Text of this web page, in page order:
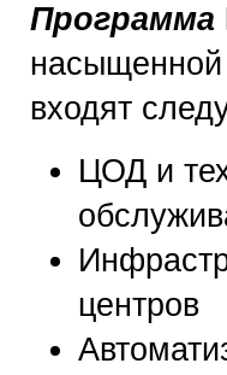
Программа
насыщенной
входят
ЦОД и
центров